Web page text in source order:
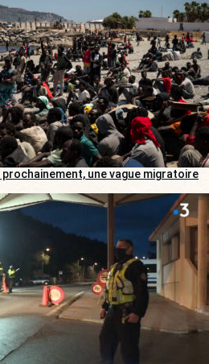
prochainement, une vague migratoire